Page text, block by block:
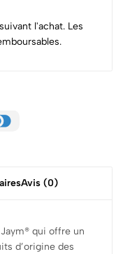
suivant l'achat. Les
Avis (0)
qui offre un
d’origine des